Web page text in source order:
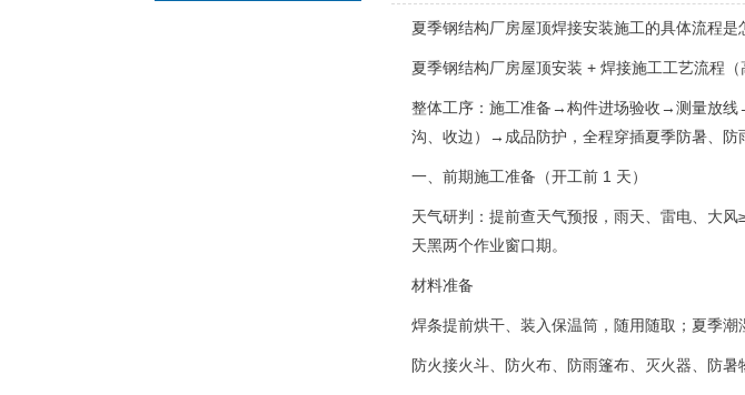
夏季钢结构厂房屋顶焊接安装施工的具体流程是
夏季钢结构厂房屋顶安装 + 焊接施工工艺流程（
整体工序：施工准备→构件进场验收→测量放
沟、收边）→成品防护，全程穿插夏季防暑、防
一、前期施工准备（开工前 1 天）
天气研判：提前查天气预报，雨天、雷电、大
天黑两个作业窗口期。
材料准备
焊条提前烘干、装入保温筒，随用随取；夏季潮
防火接火斗、防火布、防雨篷布、灭火器、防暑